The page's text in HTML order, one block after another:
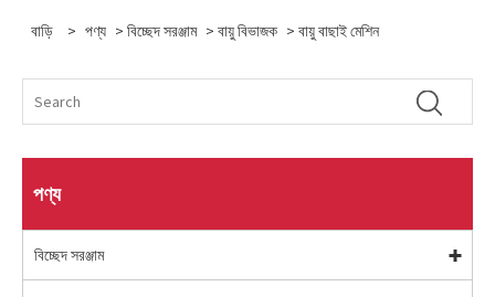
বাড়ি > পণ্য >বিচ্ছেদ সরঞ্জাম >বায়ু বিভাজক > বায়ু বাছাই মেশিন
পণ্য
বিচ্ছেদ সরঞ্জাম